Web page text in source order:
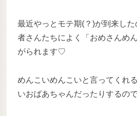
最近やっとモテ期(？)が到来し
者さんたちによく「おめさんめ
がられます♡
めんこいめんこいと言ってくれ
いおばあちゃんだったりするので